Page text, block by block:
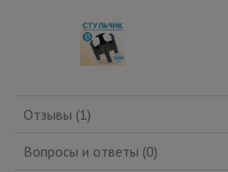
Отзывы (1)
Вопросы и ответы (0)